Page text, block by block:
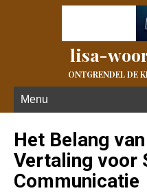
lisa-
ONTGRENDEL DE
Menu
Het Belang
Vertaling voor
Communicatie